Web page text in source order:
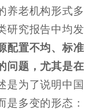
养老机构形式多
研究报告中均发
配置不均、标准
问题，尤其是在
是为了说明中国
是多变的形态：